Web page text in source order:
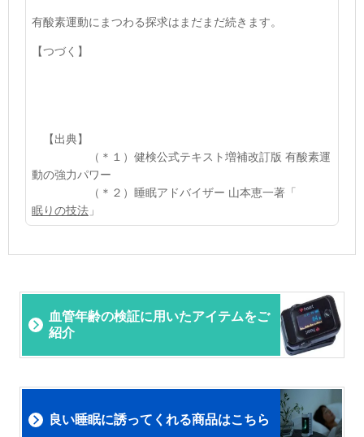
有酸素運動にまつわる探求はまだまだ続きます。
【つづく】
【出典】
（＊１）健検公式テキスト増補改訂版 有酸素運
動の強力パワー
（＊２）睡眠アドバイザー 山本恵一著「
眠りの技法 」
血管年齢の検証に用いたアイテムをご
紹介
良い睡眠に誘ってくれる商品はこちら